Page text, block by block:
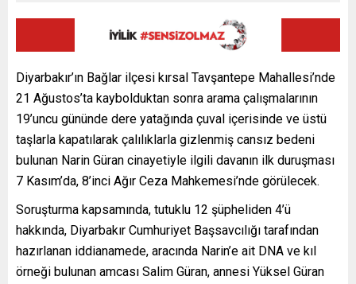
Diyarbakır’ın Bağlar ilçesi kırsal Tavşantepe Mahallesi’nde
21 Ağustos’ta kaybolduktan sonra arama çalışmalarının
19’uncu gününde dere yatağında çuval içerisinde ve üstü
taşlarla kapatılarak çalılıklarla gizlenmiş cansız bedeni
bulunan Narin Güran cinayetiyle ilgili davanın ilk duruşması
7 Kasım’da, 8’inci Ağır Ceza Mahkemesi’nde görülecek.
Soruşturma kapsamında, tutuklu 12 şüpheliden 4’ü
hakkında, Diyarbakır Cumhuriyet Başsavcılığı tarafından
hazırlanan iddianamede, aracında Narin’e ait DNA ve kıl
örneği bulunan amcası Salim Güran, annesi Yüksel Güran